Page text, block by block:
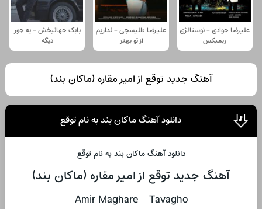
علیرضا جوادی - نوستالژی
ریمیکس
علیرضا طلیسچی - نداریم
از تو بهتر
بابک جهانبخش - یه جور
دیگه
آهنگ جدید توقع از امیر مقاره (ماکان بند)
دانلود آهنگ ماکان بند به نام توقع
دانلود آهنگ ماکان بند به نام توقع
آهنگ جدید توقع از امیر مقاره (ماکان بند)
Amir Maghare – Tavagho